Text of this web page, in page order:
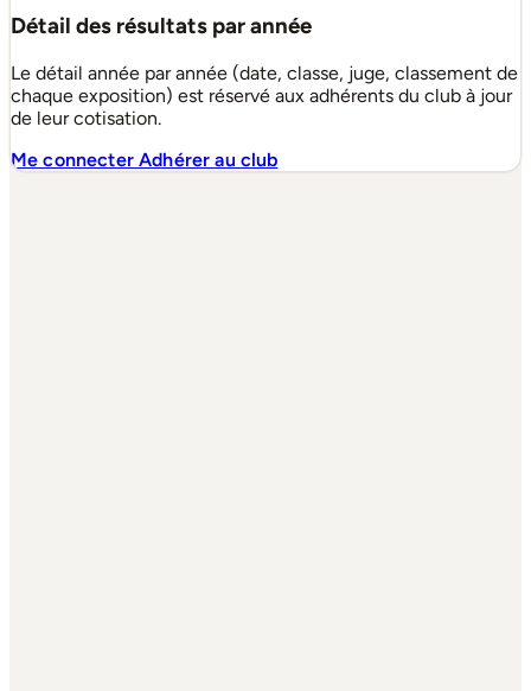
Détail des résultats par année
Le détail année par année (date, classe, juge, classement de
chaque exposition) est réservé aux adhérents du club à jour
de leur cotisation.
Me connecterAdhérer au club